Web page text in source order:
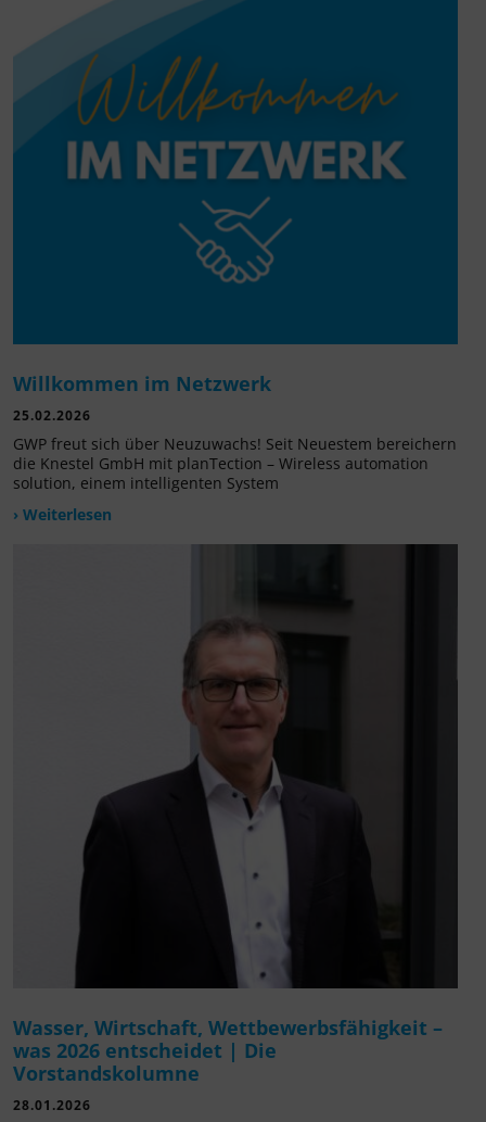
Willkommen im Netzwerk
25.02.2026
GWP freut sich über Neuzuwachs! Seit Neuestem bereichern
die Knestel GmbH mit planTection – Wireless automation
solution, einem intelligenten System
› Weiterlesen
Wasser, Wirtschaft, Wettbewerbsfähigkeit –
was 2026 entscheidet | Die
Vorstandskolumne
28.01.2026